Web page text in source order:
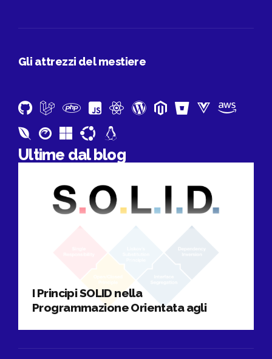
Gli attrezzi del mestiere
Ultime dal blog
I Principi SOLID nella
Programmazione Orientata agli